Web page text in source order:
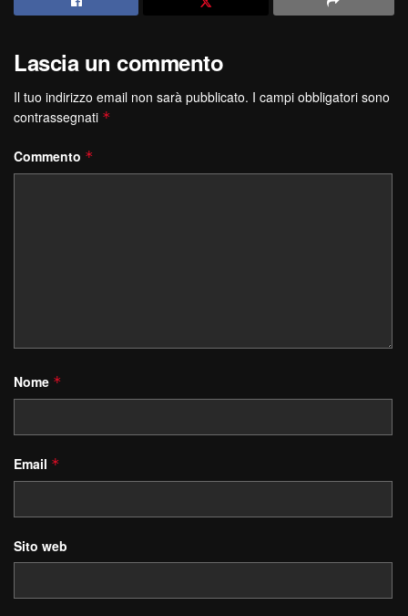
Lascia un commento
Il tuo indirizzo email non sarà pubblicato. I campi obbligatori sono
contrassegnati *
Commento *
Nome *
Email *
Sito web